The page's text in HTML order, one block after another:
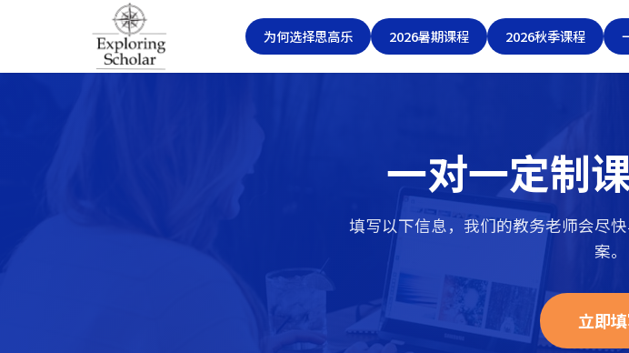
为何选择思高乐 2026暑期课程 2026秋季课程
一对一定制
填写以下信息，我们的教务老师会尽
案。
立即